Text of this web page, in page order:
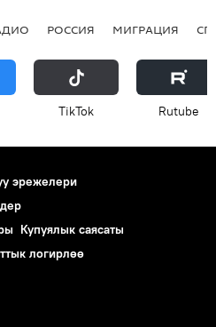
РОССИЯ МИГРАЦИЯ
ТikТоk Rutube
эрежелери
Купуялык саясаты
логирлөө